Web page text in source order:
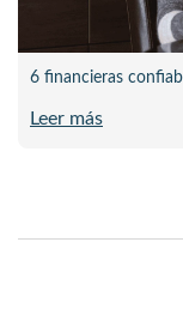
6 financieras
Leer más